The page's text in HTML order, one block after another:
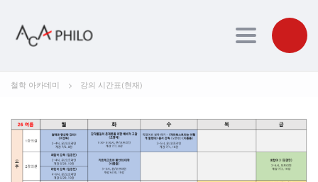
Toggle
철학 아카데미 > 강의 시간표(현재)